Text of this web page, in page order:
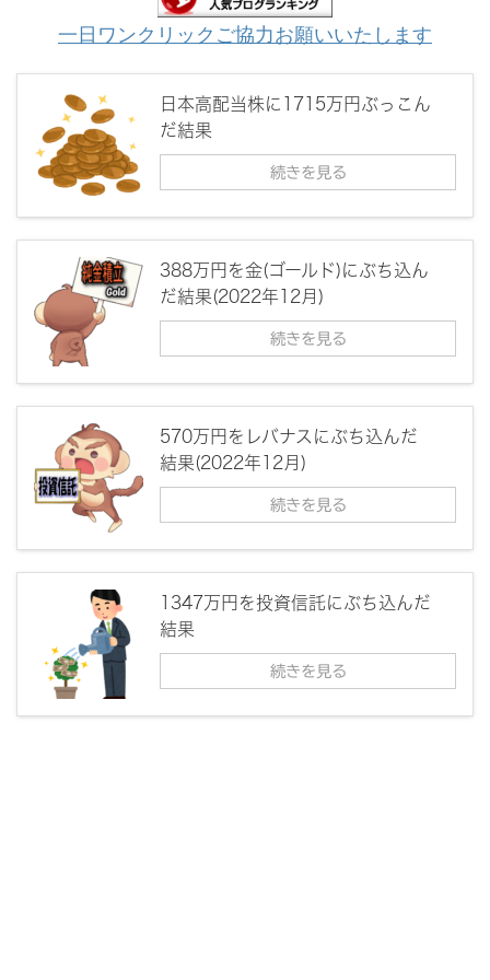
一日ワンクリックご協力お願いいたします
日本高配当株に1715万円ぶっこん
だ結果
続きを見る
388万円を金(ゴールド)にぶち込ん
だ結果(2022年12月)
続きを見る
570万円をレバナスにぶち込んだ
結果(2022年12月)
続きを見る
1347万円を投資信託にぶち込んだ
結果
続きを見る